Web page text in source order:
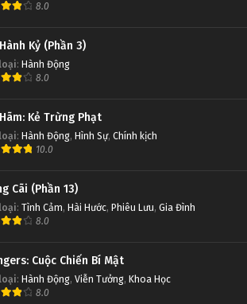
8.0
Kỷ (Phần 3)
: Hành Động
8.0
Kẻ Trừng Phạt
: Hành Động, Hình Sự, Chính kịch
10.0
Cãi (Phần 13)
: Tình Cảm, Hài Hước, Phiêu Lưu, Gia Đình
8.0
Cuộc Chiến Bí Mật
: Hành Động, Viễn Tưởng, Khoa Học
8.0